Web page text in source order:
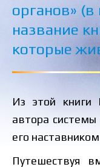
органов»
название
которые
Из этой книги
автора
его
Путешествуя